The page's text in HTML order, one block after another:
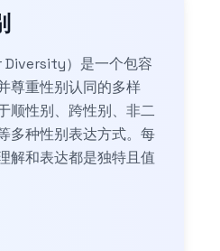
Diversity）是一个包容
尊重性别认同的多样
顺性别、跨性别、非二
多种性别表达方式。每
解和表达都是独特且值